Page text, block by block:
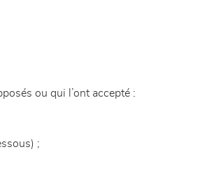
ou qui l’ont accepté :
;